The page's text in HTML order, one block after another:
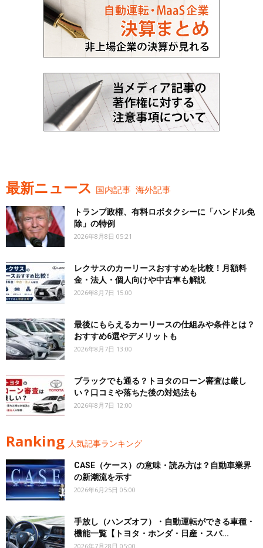
最新ニュース 国内記事 海外記事
トランプ政権、有料ロボタクシーに「ハンドル免
除」の特例
2026年8月8日 05:21
レクサスのカーリースおすすめを比較！月額料
金・法人・個人向けや中古車も解説
2026年8月7日 15:00
最後にもらえるカーリースの仕組みや条件とは？
おすすめ6選やデメリットも
2026年8月7日 13:00
ブラックでも通る？トヨタのローン審査は厳し
い？口コミや落ちた後の対処法も
2026年8月7日 12:00
Ranking 人気記事ランキング
CASE（ケース）の意味・読み方は？自動車業界
の新潮流を示す
2026年6月25日 05:00
手放し（ハンズオフ）・自動運転ができる車種・
機能一覧【トヨタ・ホンダ・日産・スバ...
2026年7月28日 05:00